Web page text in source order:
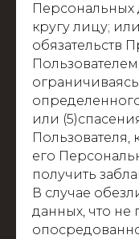
Персональных
кругу лицу;
обязательств
или
Пользователя,
его
получить
В случае
данных, что не